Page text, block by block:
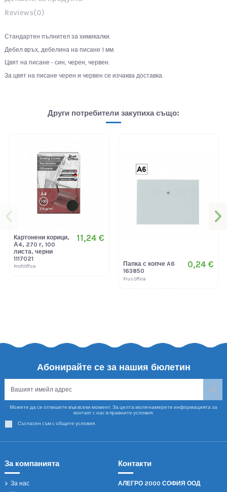
Reviews(0)
Стандартен пълнител за химикалки.
Дебел връх, дебелина на писане 1 мм.
Цвят на писане - син, черен, червен.
За цвят на писане черен и червен се изчаква доставка.
Други потребители закупиха също:
Картонени корици,
А4, 270 г, 100
листа, черни
1117021
ProfiOffice
11,24 €
Папка с копче A6
163850
Plus Office
0,24 €
Абонирайте се за нашия бюлетин
Можете да се отпишете във всеки момент. За целта моля намерете информацията за
контакт с нас в правните условия.
Съгласен съм с общите условия.
За компанията
За нас
Контакти
АЛЕГРО 2000 СОФИЯ ООД